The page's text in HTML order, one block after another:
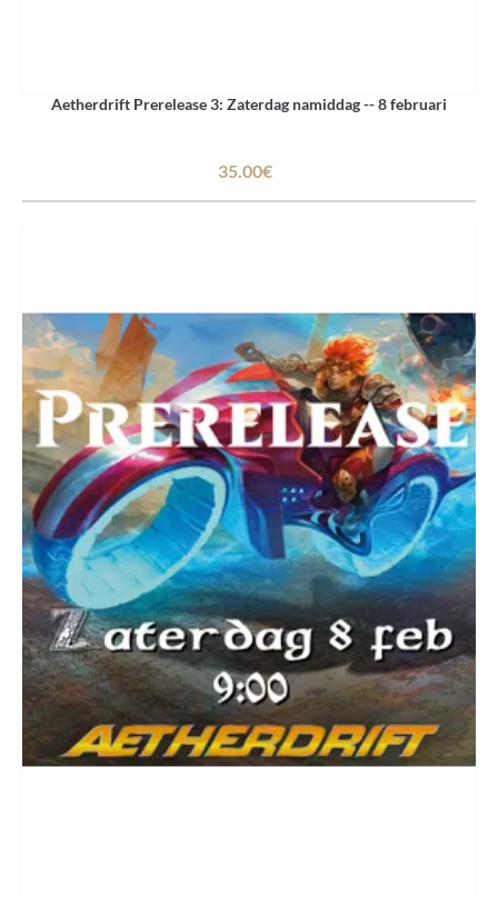
Aetherdrift Prerelease 3: Zaterdag namiddag -- 8 februari
35.00€